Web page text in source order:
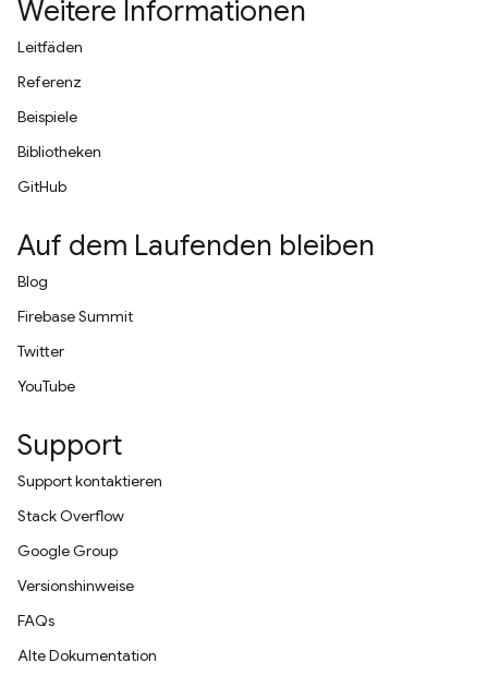
Weitere Informationen
Leitfäden
Referenz
Beispiele
Bibliotheken
GitHub
Auf dem Laufenden bleiben
Blog
Firebase Summit
Twitter
YouTube
Support
Support kontaktieren
Stack Overflow
Google Group
Versionshinweise
FAQs
Alte Dokumentation